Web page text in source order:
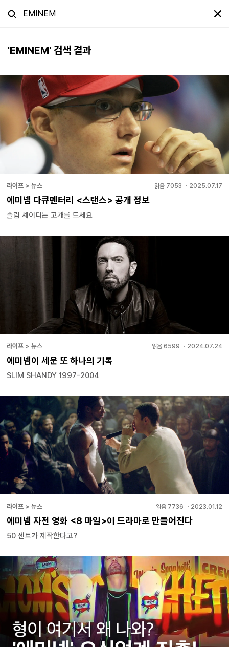
'EMINEM' 검색 결과
라이프 > 뉴스 읽음 7053 ・ 2025.07.17
에미넴 다큐멘터리 <스탠스> 공개 정보
슬림 셰이디는 고개를 드세요
라이프 > 뉴스 읽음 6599 ・ 2024.07.24
에미넴이 세운 또 하나의 기록
SLIM SHANDY 1997-2004
라이프 > 뉴스 읽음 7736 ・ 2023.01.12
에미넴 자전 영화 <8 마일>이 드라마로 만들어진다
50 센트가 제작한다고?